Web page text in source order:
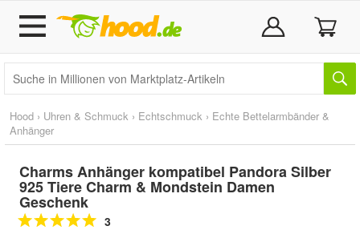
Hood › Uhren & Schmuck › Echtschmuck › Echte Bettelarmbänder &
Anhänger
Charms Anhänger kompatibel Pandora Silber
925 Tiere Charm & Mondstein Damen
Geschenk
3